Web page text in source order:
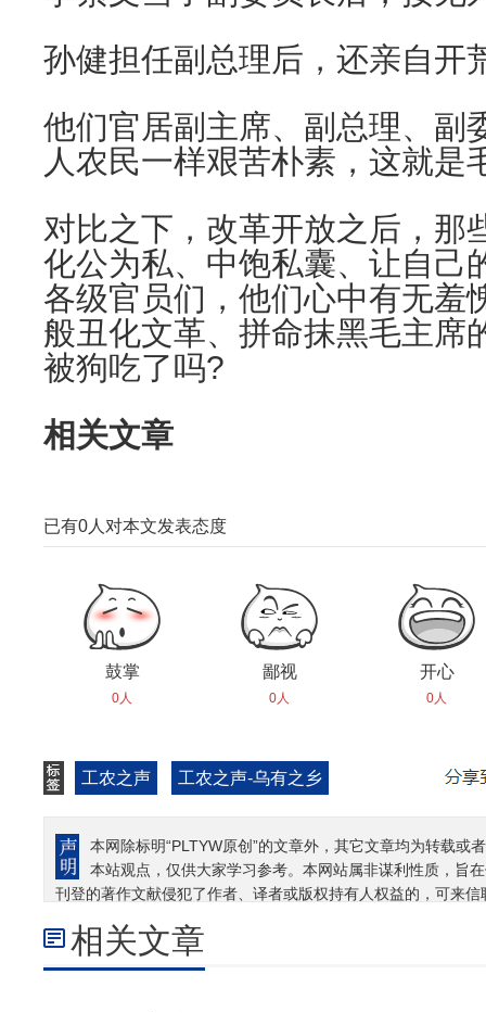
孙健担任副总理后，还亲自开
他们官居副主席、副总理、副
人农民一样艰苦朴素，这就是
对比之下，改革开放之后，那
化公为私、中饱私囊、让自己
各级官员们，他们心中有无羞
般丑化文革、拼命抹黑毛主席
被狗吃了吗?
相关文章
已有0 人对本文发表态度
鼓掌
0人
鄙视
0人
开心
0人
工农之声 工农之声-乌有之乡
本网除标明“PLTYW原创”的文章外，其它文章均为转载
本站观点，仅供大家学习参考。本网站属非谋利性质，旨
刊登的著作文献侵犯了作者、译者或版权持有人权益的，可来
相关文章